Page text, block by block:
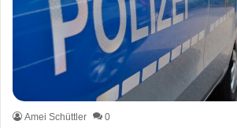
Amei Schüttler 0